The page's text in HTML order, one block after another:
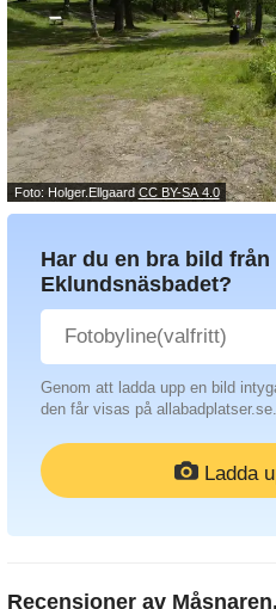
Foto: Holger.Ellgaard CC BY-SA 4.0
Har du en bra bild från
Eklundsnäsbadet?
Genom att ladda upp en bild
den får visas på allabadplatser.se.
Ladda
Recensioner av